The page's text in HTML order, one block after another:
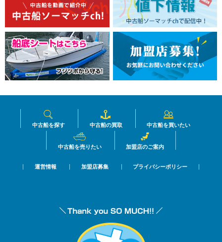
中古船を探す 中古船の買取 中古船を買いたい
中古船を売りたい 加盟店のご案内
運営情報 加盟店募集 プライバシーポリシー